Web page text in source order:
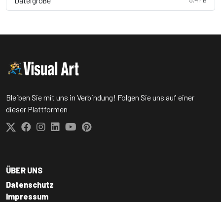
Bleiben Sie mit uns in Verbindung! Folgen Sie uns auf einer
dieser Plattformen
ÜBER UNS
Datenschutz
Impressum